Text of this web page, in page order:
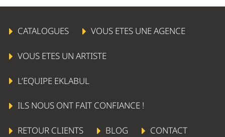
CATALOGUES VOUS ETES UNE AGENCE
VOUS ETES UN ARTISTE
L’EQUIPE EKLABUL
ILS NOUS ONT FAIT CONFIANCE !
RETOUR CLIENTS BLOG CONTACT